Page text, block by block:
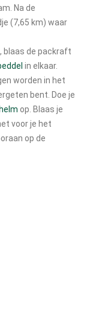
Na de
(7,65 km) waar
blaas de packraft
in elkaar.
worden in het
bent. Doe je
helm op. Blaas je
voor je het
op de